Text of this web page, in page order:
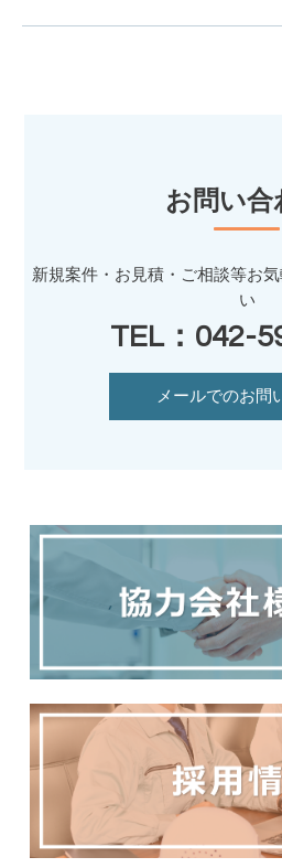
お問い合
新規案件・お見積・ご相談等お
い
TEL：042-
メールでのお問